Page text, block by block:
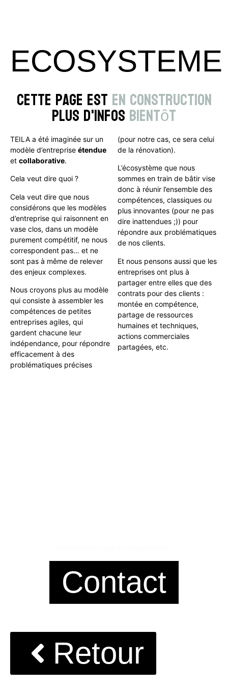
ECOSYSTEME
Cette page esten construction
plus d'infosbientôt
TEILA a été imaginée sur un
modèle d’entreprise étendue
et collaborative.
Cela veut dire quoi ?
Cela veut dire que nous
considérons que les modèles
d’entreprise qui raisonnent en
vase clos, dans un modèle
purement compétitif, ne nous
correspondent pas… et ne
sont pas à même de relever
des enjeux complexes.
Nous croyons plus au modèle
qui consiste à assembler les
compétences de petites
entreprises agiles, qui
gardent chacune leur
indépendance, pour répondre
efficacement à des
problématiques précises
(pour notre cas, ce sera celui
de la rénovation).
L’écosystème que nous
sommes en train de bâtir vise
donc à réunir l’ensemble des
compétences, classiques ou
plus innovantes (pour ne pas
dire inattendues ;)) pour
répondre aux problématiques
de nos clients.
Et nous pensons aussi que les
entreprises ont plus à
partager entre elles que des
contrats pour des clients :
montée en compétence,
partage de ressources
humaines et techniques,
actions commerciales
partagées, etc.
Contact
Retour